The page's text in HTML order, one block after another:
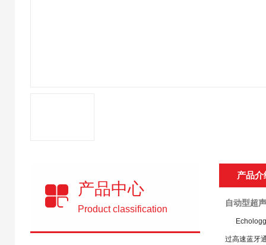
产品中心
Product classification
产品介
自动型超
过高速蓝牙